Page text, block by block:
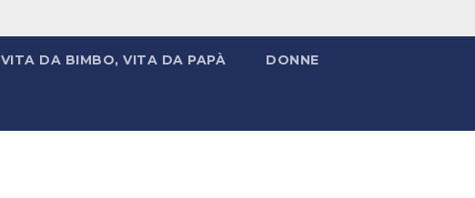
VITA DA BIMBO, VITA DA PAPÀ DONNE